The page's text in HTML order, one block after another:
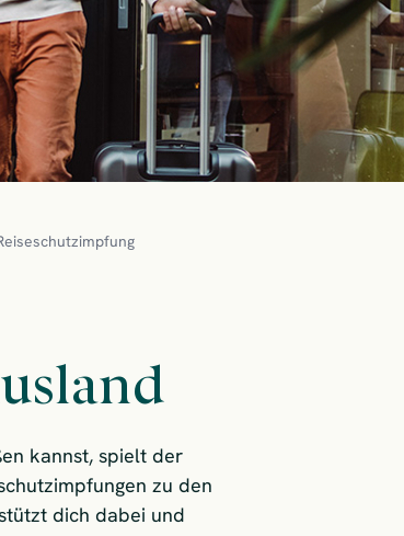
kannst, spielt der
zu den
dich dabei und